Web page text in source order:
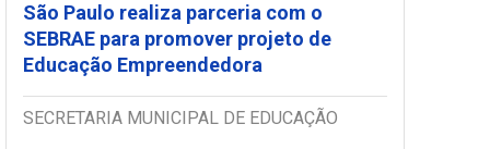
São Paulo realiza parceria com o
SEBRAE para promover projeto de
Educação Empreendedora
SECRETARIA MUNICIPAL DE EDUCAÇÃO